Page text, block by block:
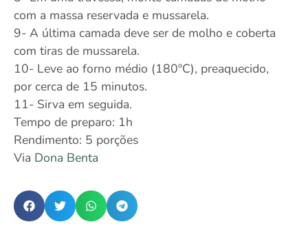
com a massa reservada e mussarela.
9- A última camada deve ser de molho e coberta
com tiras de mussarela.
10- Leve ao forno médio (180ºC), preaquecido,
por cerca de 15 minutos.
11- Sirva em seguida.
Tempo de preparo: 1h
Rendimento: 5 porções
Via Dona Benta